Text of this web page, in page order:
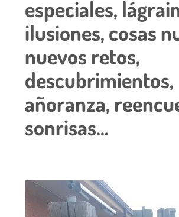
especiales,
ilusiones, cosas
nuevos retos,
descubrimientos,
añoranza,
sonrisas…